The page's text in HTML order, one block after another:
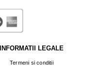
INFORMATII LEGALE
Termeni si conditii